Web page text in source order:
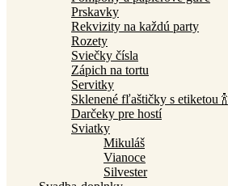
Prskavky
Rekvizity na každú party
Rozety
Sviečky čísla
Zápich na tortu
Servitky
Sklenené fľaštičky s etiketou 🍾
Darčeky pre hostí
Sviatky
Mikuláš
Vianoce
Silvester